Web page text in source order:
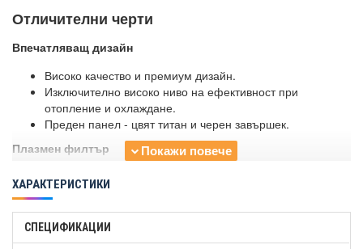
Отличителни черти
Впечатляващ дизайн
Високо качество и премиум дизайн.
Изключително високо ниво на ефективност при
отопление и охлаждане.
Преден панел - цвят титан и черен завършек.
Плазмен филтър
Плазмокластерни йони за пречистване на въздуха в
помещението.
Почиства замърсители във въздуха като вируси,
бактерии и др. и създава благоприятна среда за живот.
ХАРАКТЕРИСТИКИ
СПЕЦИФИКАЦИИ